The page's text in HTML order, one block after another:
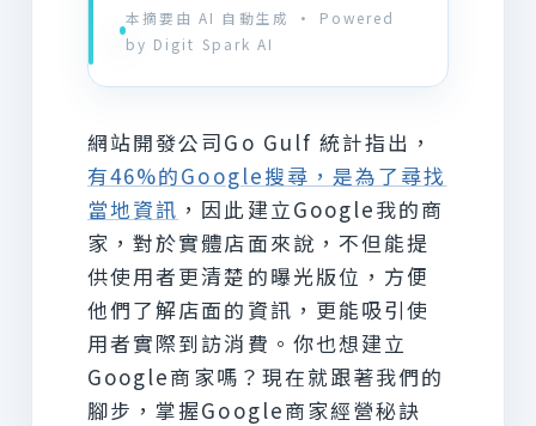
本摘要由 AI 自動生成 · Powered
by Digit Spark AI
網站開發公司Go Gulf 統計指出，
有46%的Google搜尋，是為了尋找
當地資訊 ，因此建立Google我的商
家，對於實體店面來說，不但能提
供使用者更清楚的曝光版位，方便
他們了解店面的資訊，更能吸引使
用者實際到訪消費。你也想建立
Google商家嗎？現在就跟著我們的
腳步，掌握Google商家經營秘訣